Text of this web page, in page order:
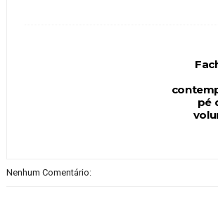
pé
Nenhum Comentário: